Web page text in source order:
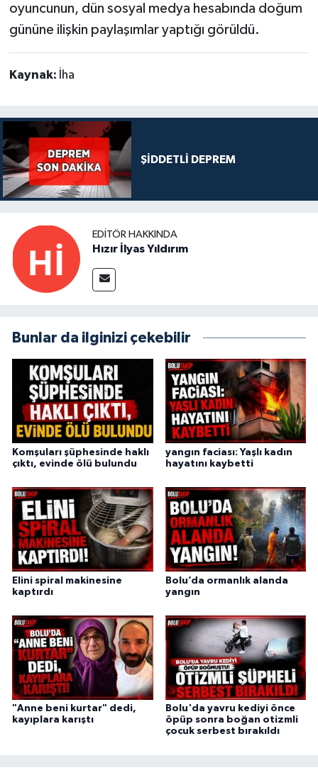
oyuncunun, dün sosyal medya hesabında doğum
gününe ilişkin paylaşımlar yaptığı görüldü.
Kaynak: İha
ŞİDDETLİ DEPREM
EDITÖR HAKKINDA
Hızır İlyas Yıldırım
Bunlar da ilginizi çekebilir
Komşuları şüphesinde haklı
çıktı, evinde ölü bulundu
yangın faciası: Yaşlı kadın
hayatını kaybetti
Elini spiral makinesine
kaptırdı
Bolu’da ormanlık alanda
yangın
"Anne beni kurtar" dedi,
kayıplara karıştı
Bolu'da yavru kediyi önce
öpüp sonra boğan otizmli
çocuk serbest bırakıldı